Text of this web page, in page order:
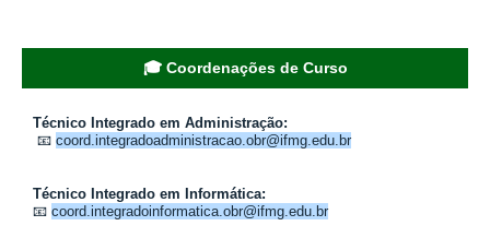
🎓 Coordenações de Curso
Técnico Integrado em Administração:
📧 coord.integradoadministracao.obr@ifmg.edu.br
Técnico Integrado em Informática:
📧 coord.integradoinformatica.obr@ifmg.edu.br